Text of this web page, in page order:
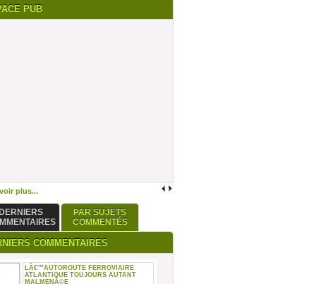
PUB
plus...
DERNIERS
PAR SUJETS
COMMENTÉS
COMMENTAIRES
LÂ€™AUTOROUTE FERROVIAIRE
ATLANTIQUE TOUJOURS AUTANT
MALMENÃ©E